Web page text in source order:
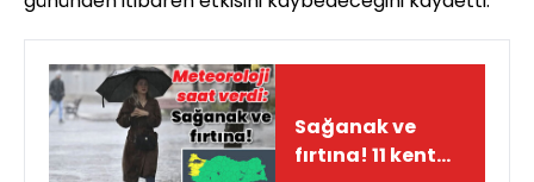
Sağanak ve
fırtına! 11 kent